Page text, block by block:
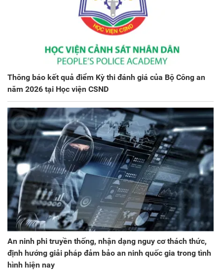
Thông báo kết quả điểm Kỳ thi đánh giá của Bộ Công an
năm 2026 tại Học viện CSND
An ninh phi truyền thống, nhận dạng nguy cơ thách thức,
định hướng giải pháp đảm bảo an ninh quốc gia trong tình
hình hiện nay